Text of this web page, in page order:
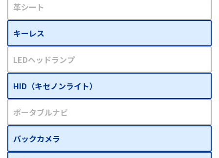
革シート
キーレス
LEDヘッドランプ
HID（キセノンライト）
ポータブルナビ
バックカメラ